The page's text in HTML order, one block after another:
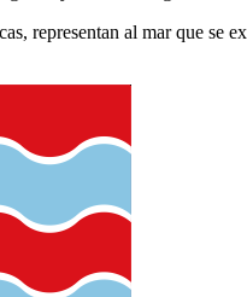
representan al mar que se